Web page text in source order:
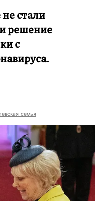
стали
решение
с
семья